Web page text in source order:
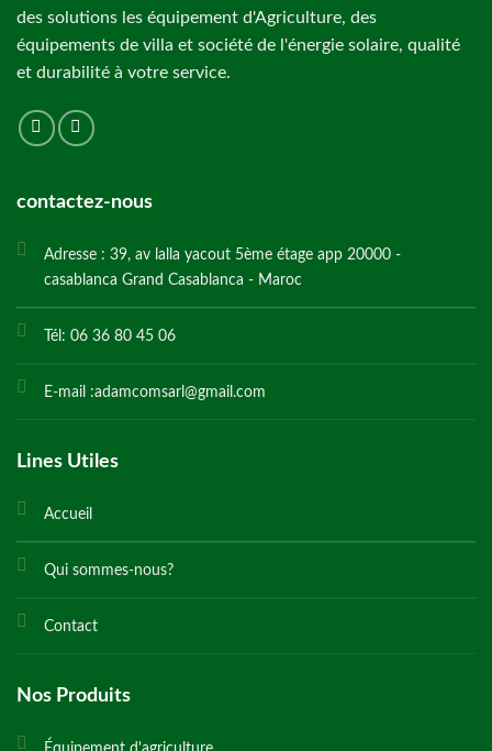
des solutions les équipement d'Agriculture, des
équipements de villa et société de l'énergie solaire, qualité
et durabilité à votre service.
contactez-nous
Adresse : 39, av lalla yacout 5ème étage app 20000 -
casablanca Grand Casablanca - Maroc
Tél: 06 36 80 45 06
E-mail :adamcomsarl@gmail.com
Lines Utiles
Accueil
Qui sommes-nous?
Contact
Nos Produits